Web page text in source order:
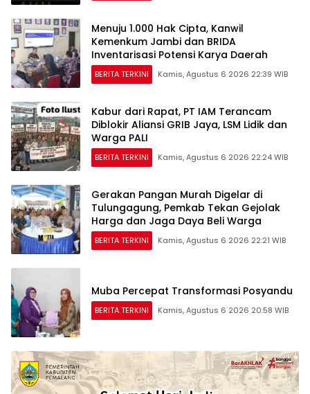
Menuju 1.000 Hak Cipta, Kanwil
Kemenkum Jambi dan BRIDA
Inventarisasi Potensi Karya Daerah
BERITA TERKINI Kamis, Agustus 6 2026 22:39 WIB
Kabur dari Rapat, PT IAM Terancam
Diblokir Aliansi GRIB Jaya, LSM Lidik dan
Warga PALI
BERITA TERKINI Kamis, Agustus 6 2026 22:24 WIB
Gerakan Pangan Murah Digelar di
Tulungagung, Pemkab Tekan Gejolak
Harga dan Jaga Daya Beli Warga
BERITA TERKINI Kamis, Agustus 6 2026 22:21 WIB
Muba Percepat Transformasi Posyandu
BERITA TERKINI Kamis, Agustus 6 2026 20:58 WIB